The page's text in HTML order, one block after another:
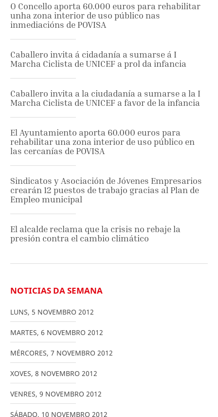
O Concello aporta 60.000 euros para rehabilitar
unha zona interior de uso público nas
inmediacións de POVISA
Caballero invita á cidadanía a sumarse á I
Marcha Ciclista de UNICEF a prol da infancia
Caballero invita a la ciudadanía a sumarse a la I
Marcha Ciclista de UNICEF a favor de la infancia
El Ayuntamiento aporta 60.000 euros para
rehabilitar una zona interior de uso público en
las cercanías de POVISA
Sindicatos y Asociación de Jóvenes Empresarios
crearán 12 puestos de trabajo gracias al Plan de
Empleo municipal
El alcalde reclama que la crisis no rebaje la
presión contra el cambio climático
NOTICIAS DA SEMANA
LUNS, 5 NOVEMBRO 2012
MARTES, 6 NOVEMBRO 2012
MÉRCORES, 7 NOVEMBRO 2012
XOVES, 8 NOVEMBRO 2012
VENRES, 9 NOVEMBRO 2012
SÁBADO, 10 NOVEMBRO 2012